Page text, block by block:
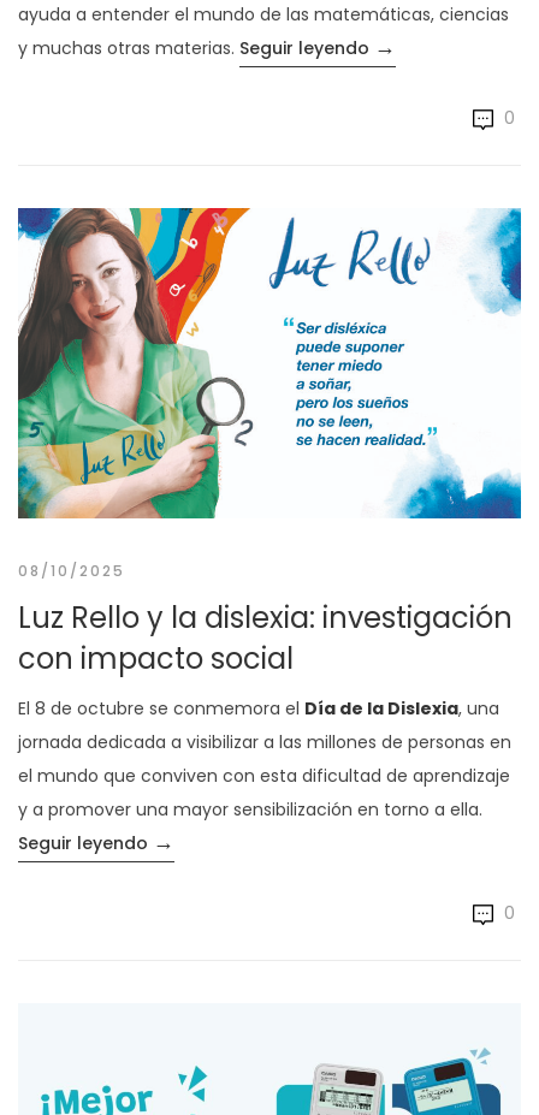
ayuda a entender el mundo de las matemáticas, ciencias
y muchas otras materias. Seguir leyendo «Zona de
→
0
08/10/2025
Luz Rello y la dislexia: investigación
con impacto social
El 8 de octubre se conmemora el Día de la Dislexia, una
jornada dedicada a visibilizar a las millones de personas en
el mundo que conviven con esta dificultad de aprendizaje
y a promover una mayor sensibilización en torno a ella.
Seguir leyendo «Luz Rello y la dislexia: investigación con
→
0